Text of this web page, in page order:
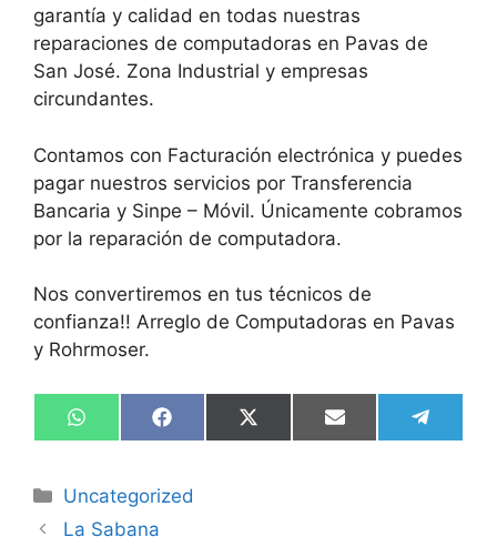
garantía y calidad en todas nuestras
reparaciones de computadoras en Pavas de
San José. Zona Industrial y empresas
circundantes.
Contamos con Facturación electrónica y puedes
pagar nuestros servicios por Transferencia
Bancaria y Sinpe – Móvil. Únicamente cobramos
por la reparación de computadora.
Nos convertiremos en tus técnicos de
confianza!! Arreglo de Computadoras en Pavas
y Rohrmoser.
Compartir
en
W
h
s
A
p
Compartir
en
F
a
b
Compartir
en
X
(
Compartir
en
E
m
en
e
Categorías
Uncategorized
La Sabana